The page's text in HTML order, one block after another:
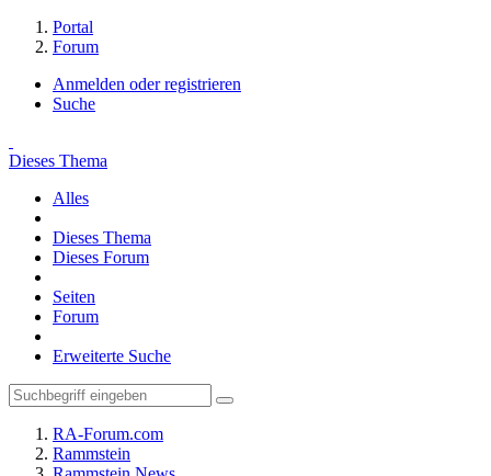
Portal
Forum
Anmelden oder registrieren
Suche
Dieses Thema
Alles
Dieses Thema
Dieses Forum
Seiten
Forum
Erweiterte Suche
RA-Forum.com
Rammstein